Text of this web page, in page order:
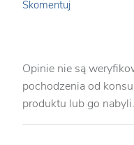
Skomentuj
Opinie nie są
pochodzenia od
produktu lub go nabyli.